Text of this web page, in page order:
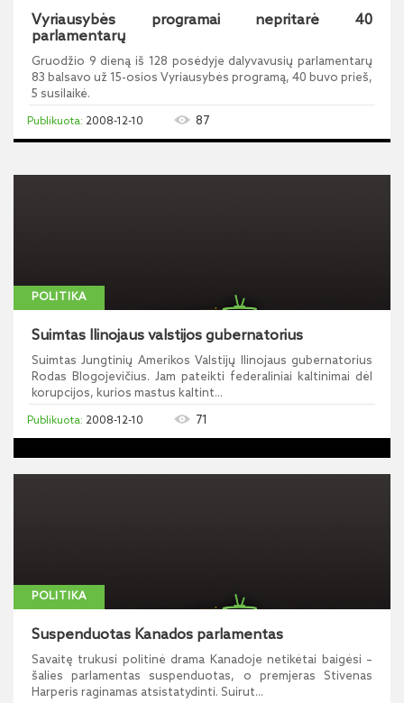
Vyriausybės programai nepritarė 40
parlamentarų
Gruodžio 9 dieną iš 128 posėdyje dalyvavusių parlamentarų
83 balsavo už 15-osios Vyriausybės programą, 40 buvo prieš,
5 susilaikė.
2008-12-10 87
POLITIKA
Suimtas Ilinojaus valstijos gubernatorius
Suimtas Jungtinių Amerikos Valstijų Ilinojaus gubernatorius
Rodas Blogojevičius. Jam pateikti federaliniai kaltinimai dėl
korupcijos, kurios mastus kaltint...
2008-12-10 71
POLITIKA
Suspenduotas Kanados parlamentas
Savaitę trukusi politinė drama Kanadoje netikėtai baigėsi –
šalies parlamentas suspenduotas, o premjeras Stivenas
Harperis raginamas atsistatydinti. Suirut...